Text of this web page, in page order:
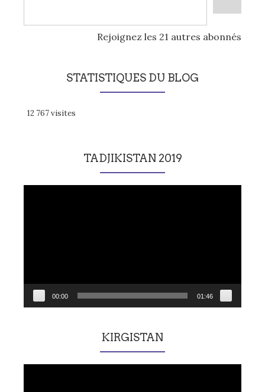
Rejoignez les 21 autres abonnés
STATISTIQUES DU BLOG
12 767 visites
TADJIKISTAN 2019
00:00 01:46
KIRGISTAN